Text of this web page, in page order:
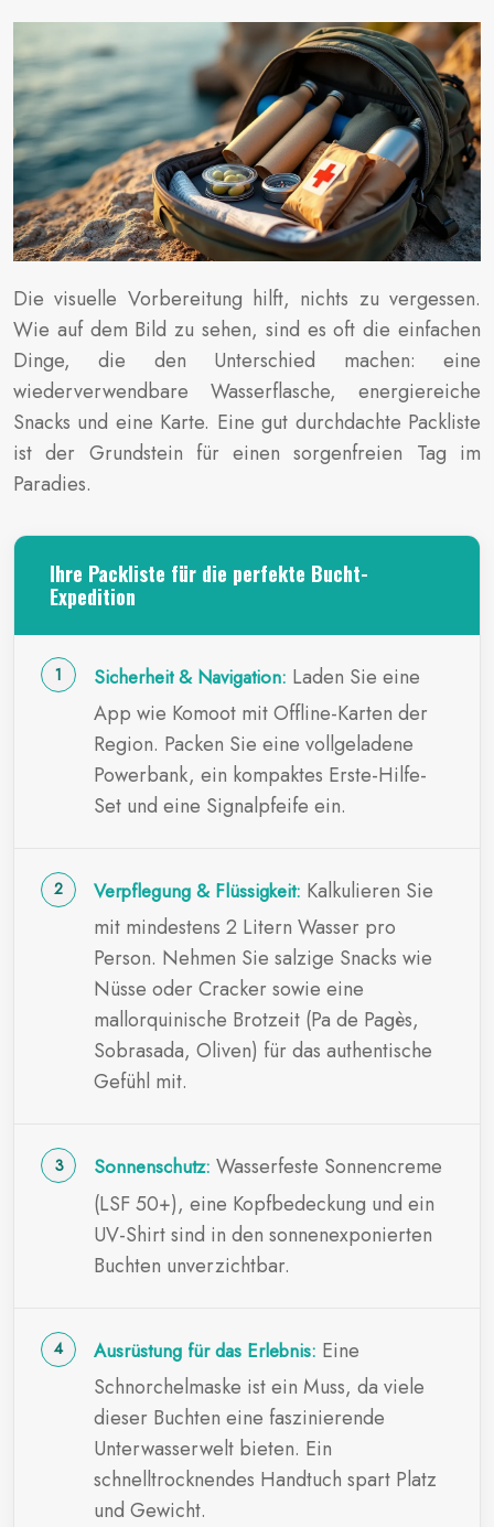
Die visuelle Vorbereitung hilft, nichts zu vergessen.
Wie auf dem Bild zu sehen, sind es oft die einfachen
Dinge, die den Unterschied machen: eine
wiederverwendbare Wasserflasche, energiereiche
Snacks und eine Karte. Eine gut durchdachte Packliste
ist der Grundstein für einen sorgenfreien Tag im
Paradies.
Ihre Packliste für die perfekte Bucht-
Expedition
Sicherheit & Navigation: Laden Sie eine
App wie Komoot mit Offline-Karten der
Region. Packen Sie eine vollgeladene
Powerbank, ein kompaktes Erste-Hilfe-
Set und eine Signalpfeife ein.
Verpflegung & Flüssigkeit: Kalkulieren Sie
mit mindestens 2 Litern Wasser pro
Person. Nehmen Sie salzige Snacks wie
Nüsse oder Cracker sowie eine
mallorquinische Brotzeit (Pa de Pagès,
Sobrasada, Oliven) für das authentische
Gefühl mit.
Sonnenschutz: Wasserfeste Sonnencreme
(LSF 50+), eine Kopfbedeckung und ein
UV-Shirt sind in den sonnenexponierten
Buchten unverzichtbar.
Ausrüstung für das Erlebnis: Eine
Schnorchelmaske ist ein Muss, da viele
dieser Buchten eine faszinierende
Unterwasserwelt bieten. Ein
schnelltrocknendes Handtuch spart Platz
und Gewicht.